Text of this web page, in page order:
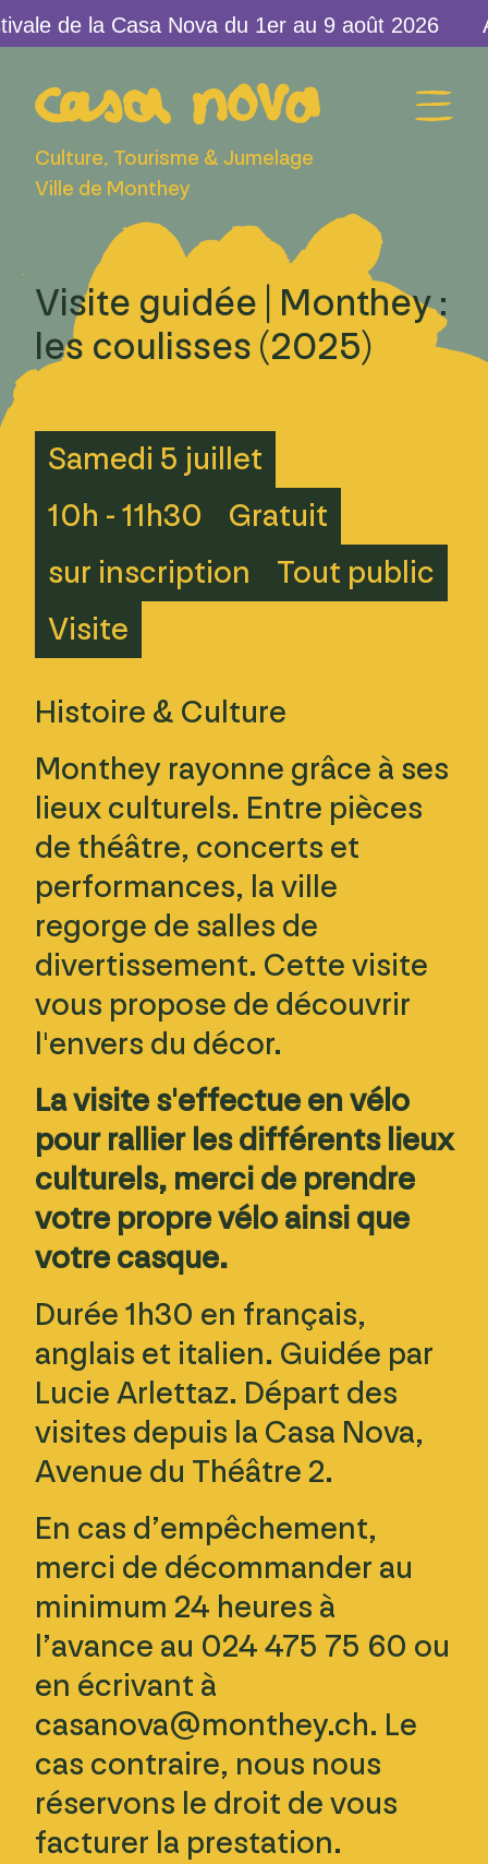
de la Casa Nova du 1er au 9 août 2026
Culture, Tourisme & Jumelage
Ville de Monthey
Visite guidée | Monthey :
les coulisses (2025)
Samedi 5 juillet
10h - 11h30
Gratuit
sur inscription
Tout public
Visite
Histoire & Culture
Monthey rayonne grâce à ses
lieux culturels. Entre pièces
de théâtre, concerts et
performances, la ville
regorge de salles de
divertissement. Cette visite
vous propose de découvrir
l'envers du décor.
La visite s'effectue en vélo
pour rallier les différents lieux
culturels, merci de prendre
votre propre vélo ainsi que
votre casque.
Durée 1h30 en français,
anglais et italien. Guidée par
Lucie Arlettaz. Départ des
visites depuis la Casa Nova,
Avenue du Théâtre 2.
En cas d’empêchement,
merci de décommander au
minimum 24 heures à
l’avance au 024 475 75 60 ou
en écrivant à
casanova@monthey.ch. Le
cas contraire, nous nous
réservons le droit de vous
facturer la prestation.